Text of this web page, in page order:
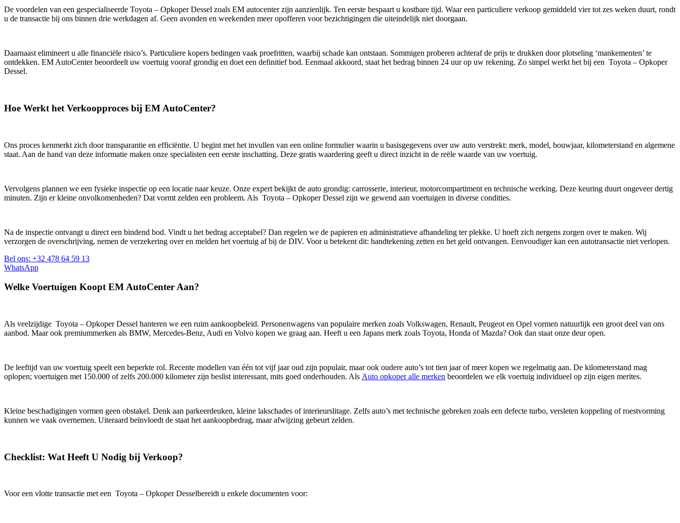
De voordelen van een gespecialiseerde Toyota – Opkoper Dessel zoals EM autocenter zijn aanzienlijk. Ten eerste bespaart u kostbare tijd. Waar een particuliere verkoop gemiddeld vier tot zes weken duurt, rondt
u de transactie bij ons binnen drie werkdagen af. Geen avonden en weekenden meer opofferen voor bezichtigingen die uiteindelijk niet doorgaan.
Daarnaast elimineert u alle financiële risico’s. Particuliere kopers bedingen vaak proefritten, waarbij schade kan ontstaan. Sommigen proberen achteraf de prijs te drukken door plotseling ‘mankementen’ te
ontdekken. EM AutoCenter beoordeelt uw voertuig vooraf grondig en doet een definitief bod. Eenmaal akkoord, staat het bedrag binnen 24 uur op uw rekening. Zo simpel werkt het bij een Toyota – Opkoper
Dessel.
Hoe Werkt het Verkoopproces bij EM AutoCenter?
Ons proces kenmerkt zich door transparantie en efficiëntie. U begint met het invullen van een online formulier waarin u basisgegevens over uw auto verstrekt: merk, model, bouwjaar, kilometerstand en algemene
staat. Aan de hand van deze informatie maken onze specialisten een eerste inschatting. Deze gratis waardering geeft u direct inzicht in de reële waarde van uw voertuig.
Vervolgens plannen we een fysieke inspectie op een locatie naar keuze. Onze expert bekijkt de auto grondig: carrosserie, interieur, motorcompartiment en technische werking. Deze keuring duurt ongeveer dertig
minuten. Zijn er kleine onvolkomenheden? Dat vormt zelden een probleem. Als Toyota – Opkoper Dessel zijn we gewend aan voertuigen in diverse condities.
Na de inspectie ontvangt u direct een bindend bod. Vindt u het bedrag acceptabel? Dan regelen we de papieren en administratieve afhandeling ter plekke. U hoeft zich nergens zorgen over te maken. Wij
verzorgen de overschrijving, nemen de verzekering over en melden het voertuig af bij de DIV. Voor u betekent dit: handtekening zetten en het geld ontvangen. Eenvoudiger kan een autotransactie niet verlopen.
Bel ons: +32 478 64 59 13
WhatsApp
Welke Voertuigen Koopt EM AutoCenter Aan?
Als veelzijdige Toyota – Opkoper Dessel hanteren we een ruim aankoopbeleid. Personenwagens van populaire merken zoals Volkswagen, Renault, Peugeot en Opel vormen natuurlijk een groot deel van ons
aanbod. Maar ook premiummerken als BMW, Mercedes-Benz, Audi en Volvo kopen we graag aan. Heeft u een Japans merk zoals Toyota, Honda of Mazda? Ook dan staat onze deur open.
De leeftijd van uw voertuig speelt een beperkte rol. Recente modellen van één tot vijf jaar oud zijn populair, maar ook oudere auto’s tot tien jaar of meer kopen we regelmatig aan. De kilometerstand mag
oplopen; voertuigen met 150.000 of zelfs 200.000 kilometer zijn beslist interessant, mits goed onderhouden. Als Auto opkoper alle merken beoordelen we elk voertuig individueel op zijn eigen merites.
Kleine beschadigingen vormen geen obstakel. Denk aan parkeerdeuken, kleine lakschades of interieurslitage. Zelfs auto’s met technische gebreken zoals een defecte turbo, versleten koppeling of roestvorming
kunnen we vaak overnemen. Uiteraard beïnvloedt de staat het aankoopbedrag, maar afwijzing gebeurt zelden.
Checklist: Wat Heeft U Nodig bij Verkoop?
Voor een vlotte transactie met een Toyota – Opkoper Desselbereidt u enkele documenten voor: